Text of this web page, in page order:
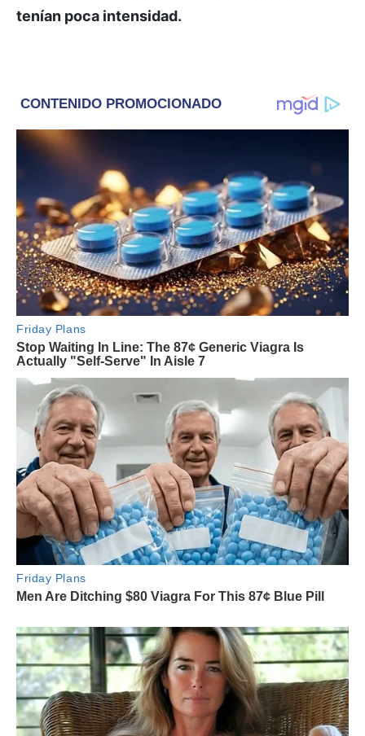
tenían poca intensidad.